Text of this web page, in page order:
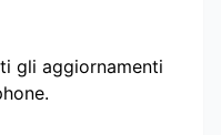
gli aggiornamenti